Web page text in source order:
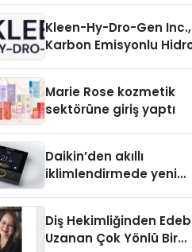
Kleen-Hy-Dro-Gen Inc.,
Karbon Emisyonlu
Aldı
Marie Rose kozmetik
sektörüne giriş yaptı
Daikin’den akıllı
iklimlendirmede yeni
Diş Hekimliğinden
Uzanan Çok Yönlü Bir